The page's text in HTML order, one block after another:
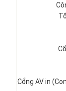
Cổng AV in